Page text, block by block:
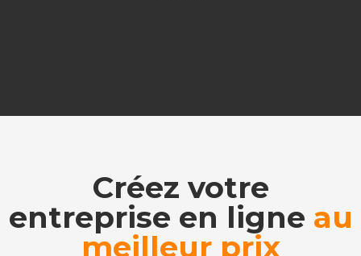
Créez votre
entreprise en ligne au
meilleur prix